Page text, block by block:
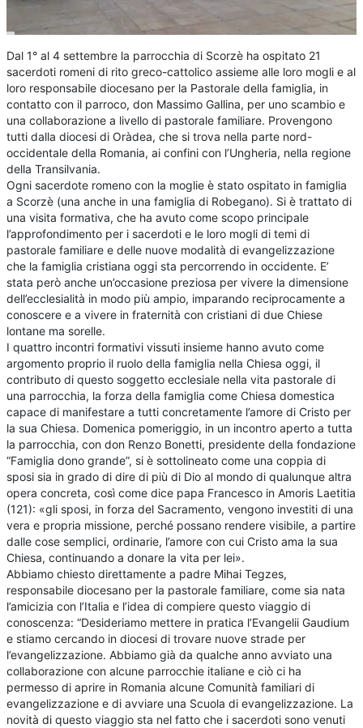
Dal 1° al 4 settembre la parrocchia di Scorzè ha ospitato 21
sacerdoti romeni di rito greco-cattolico assieme alle loro mogli e al
loro responsabile diocesano per la Pastorale della famiglia, in
contatto con il parroco, don Massimo Gallina, per uno scambio e
una collaborazione a livello di pastorale familiare. Provengono
tutti dalla diocesi di Oràdea, che si trova nella parte nord-
occidentale della Romania, ai confini con l’Ungheria, nella regione
della Transilvania.
Ogni sacerdote romeno con la moglie è stato ospitato in famiglia
a Scorzè (una anche in una famiglia di Robegano). Si è trattato di
una visita formativa, che ha avuto come scopo principale
l’approfondimento per i sacerdoti e le loro mogli di temi di
pastorale familiare e delle nuove modalità di evangelizzazione
che la famiglia cristiana oggi sta percorrendo in occidente. E’
stata però anche un’occasione preziosa per vivere la dimensione
dell’ecclesialità in modo più ampio, imparando reciprocamente a
conoscere e a vivere in fraternità con cristiani di due Chiese
lontane ma sorelle.
I quattro incontri formativi vissuti insieme hanno avuto come
argomento proprio il ruolo della famiglia nella Chiesa oggi, il
contributo di questo soggetto ecclesiale nella vita pastorale di
una parrocchia, la forza della famiglia come Chiesa domestica
capace di manifestare a tutti concretamente l’amore di Cristo per
la sua Chiesa. Domenica pomeriggio, in un incontro aperto a tutta
la parrocchia, con don Renzo Bonetti, presidente della fondazione
“Famiglia dono grande”, si è sottolineato come una coppia di
sposi sia in grado di dire di più di Dio al mondo di qualunque altra
opera concreta, così come dice papa Francesco in Amoris Laetitia
(121): «gli sposi, in forza del Sacramento, vengono investiti di una
vera e propria missione, perché possano rendere visibile, a partire
dalle cose semplici, ordinarie, l’amore con cui Cristo ama la sua
Chiesa, continuando a donare la vita per lei».
Abbiamo chiesto direttamente a padre Mihai Tegzes,
responsabile diocesano per la pastorale familiare, come sia nata
l’amicizia con l’Italia e l’idea di compiere questo viaggio di
conoscenza: “Desideriamo mettere in pratica l’Evangelii Gaudium
e stiamo cercando in diocesi di trovare nuove strade per
l’evangelizzazione. Abbiamo già da qualche anno avviato una
collaborazione con alcune parrocchie italiane e ciò ci ha
permesso di aprire in Romania alcune Comunità familiari di
evangelizzazione e di avviare una Scuola di evangelizzazione. La
novità di questo viaggio sta nel fatto che i sacerdoti sono venuti